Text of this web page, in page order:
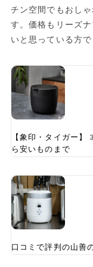
チン空間でもおし
す。価格もリーズ
いと思っている方
【象印・タイガー
ら安いものまで
口コミで評判の山